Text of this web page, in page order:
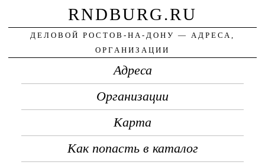
RNDBURG.RU
ДЕЛОВОЙ РОСТОВ-НА-ДОНУ — АДРЕСА,
ОРГАНИЗАЦИИ
Адреса
Организации
Карта
Как попасть в каталог